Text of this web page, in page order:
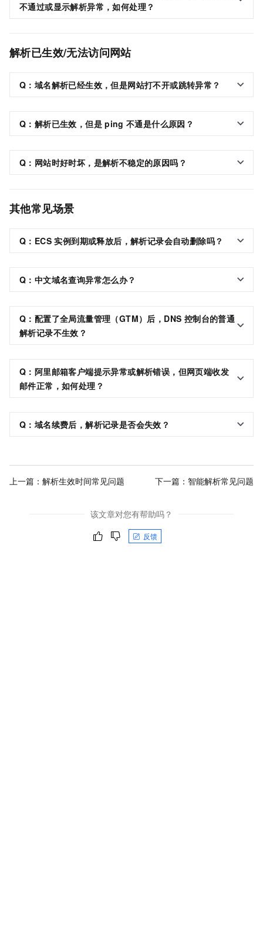
不通过或显示解析异常，如何处理？
解析已生效/无法访问网站
Q：域名解析已经生效，但是网站打不开或跳转异常？
Q：解析已生效，但是 ping 不通是什么原因？
Q：网站时好时坏，是解析不稳定的原因吗？
其他常见场景
Q：ECS 实例到期或释放后，解析记录会自动删除吗？
Q：中文域名查询异常怎么办？
Q：配置了全局流量管理（GTM）后，DNS 控制台的普通
解析记录不生效？
Q：阿里邮箱客户端提示异常或解析错误，但网页端收发
邮件正常，如何处理？
Q：域名续费后，解析记录是否会失效？
上一篇： 解析生效时间常见问题 下一篇： 智能解析常见问题
该文章对您有帮助吗？
反馈